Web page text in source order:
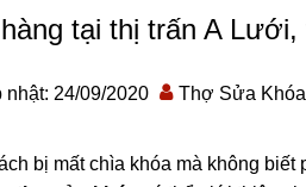
tại thị trấn A
nhật: 24/09/2020 Thợ Sửa Khóa
bị mất chìa khóa mà không biết